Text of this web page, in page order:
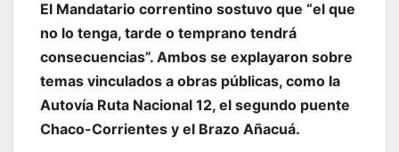
El Mandatario correntino sostuvo que “el que
no lo tenga, tarde o temprano tendrá
consecuencias”. Ambos se explayaron sobre
temas vinculados a obras públicas, como la
Autovía Ruta Nacional 12, el segundo puente
Chaco-Corrientes y el Brazo Añacuá.